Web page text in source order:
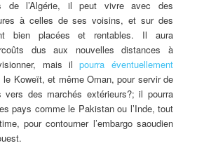
de l’Algérie, il peut vivre avec des
à celles de ses voisins, et sur des
bien placées et rentables. Il aura
dus aux nouvelles distances à
mais ilpourra éventuellement
le Koweït, et même Oman, pour servir de
vers des marchés extérieurs?; il pourra
pays comme le Pakistan ou l’Inde, tout
pour contourner l’embargo saoudien